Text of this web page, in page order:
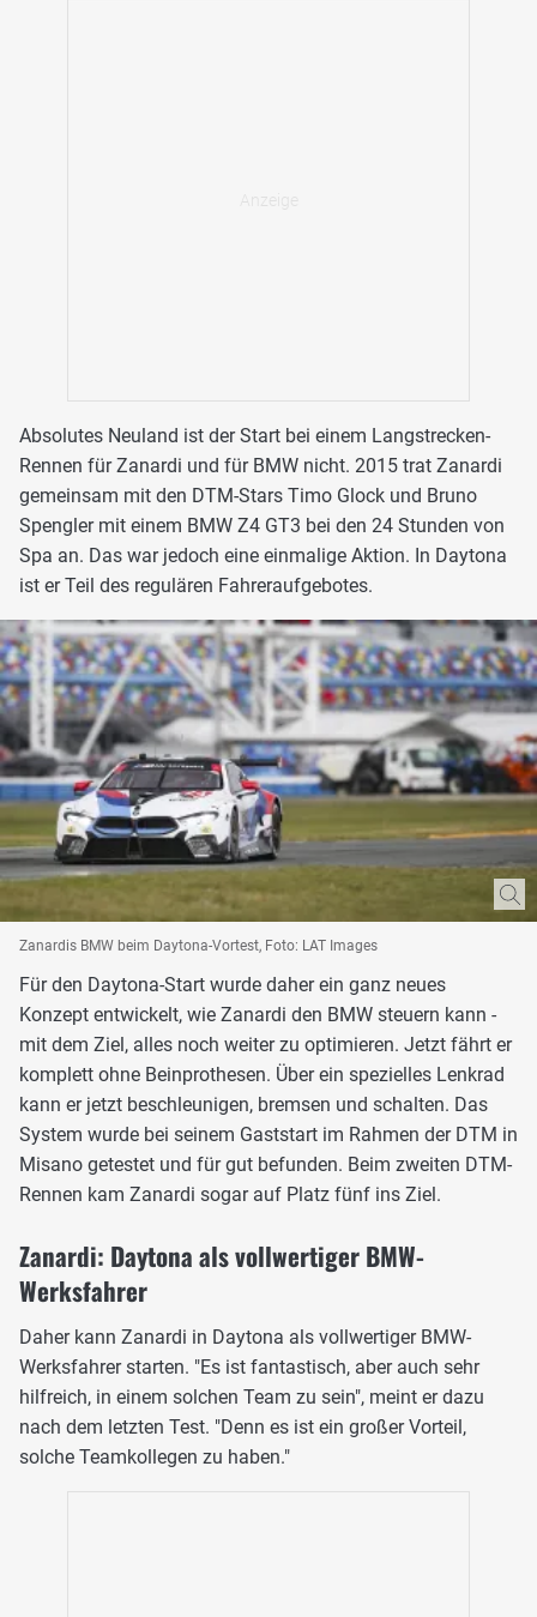
Absolutes Neuland ist der Start bei einem Langstrecken-
Rennen für Zanardi und für BMW nicht. 2015 trat Zanardi
gemeinsam mit den DTM-Stars Timo Glock und Bruno
Spengler mit einem BMW Z4 GT3 bei den 24 Stunden von
Spa an. Das war jedoch eine einmalige Aktion. In Daytona
ist er Teil des regulären Fahreraufgebotes.
Zanardis BMW beim Daytona-Vortest, Foto: LAT Images
Für den Daytona-Start wurde daher ein ganz neues
Konzept entwickelt, wie Zanardi den BMW steuern kann -
mit dem Ziel, alles noch weiter zu optimieren. Jetzt fährt er
komplett ohne Beinprothesen. Über ein spezielles Lenkrad
kann er jetzt beschleunigen, bremsen und schalten. Das
System wurde bei seinem Gaststart im Rahmen der DTM in
Misano getestet und für gut befunden. Beim zweiten DTM-
Rennen kam Zanardi sogar auf Platz fünf ins Ziel.
Zanardi: Daytona als vollwertiger BMW-
Werksfahrer
Daher kann Zanardi in Daytona als vollwertiger BMW-
Werksfahrer starten. "Es ist fantastisch, aber auch sehr
hilfreich, in einem solchen Team zu sein", meint er dazu
nach dem letzten Test. "Denn es ist ein großer Vorteil,
solche Teamkollegen zu haben."